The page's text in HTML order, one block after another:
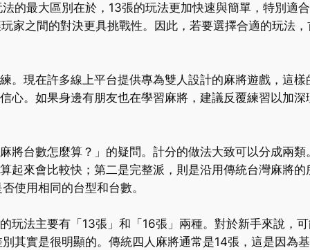
的最大區別在於，13張的玩法更加快速與簡單，特別適合
家之間的對決更具挑戰性。因此，若要選擇合適的玩法
。現在許多線上平台提供專為雙人設計的麻將遊戲，這樣
心。如果身邊有朋友也在學習麻將，建議反覆練習以加深
將台數怎麼算？」的疑問。計分的做法大致可以分成兩類
來會比較快；第二是完整派，則是沿用傳統台灣麻將的
使用相同的台型和台數。
法主要有「13張」和「16張」兩種。對於新手來說，
其實是很明顯的。傳統四人麻將通常是14張，這是因為